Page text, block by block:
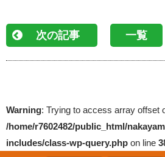
次の記事 一覧
Warning: Trying to access array offset
/home/r7602482/public_html/
includes/class-wp-query.php on line